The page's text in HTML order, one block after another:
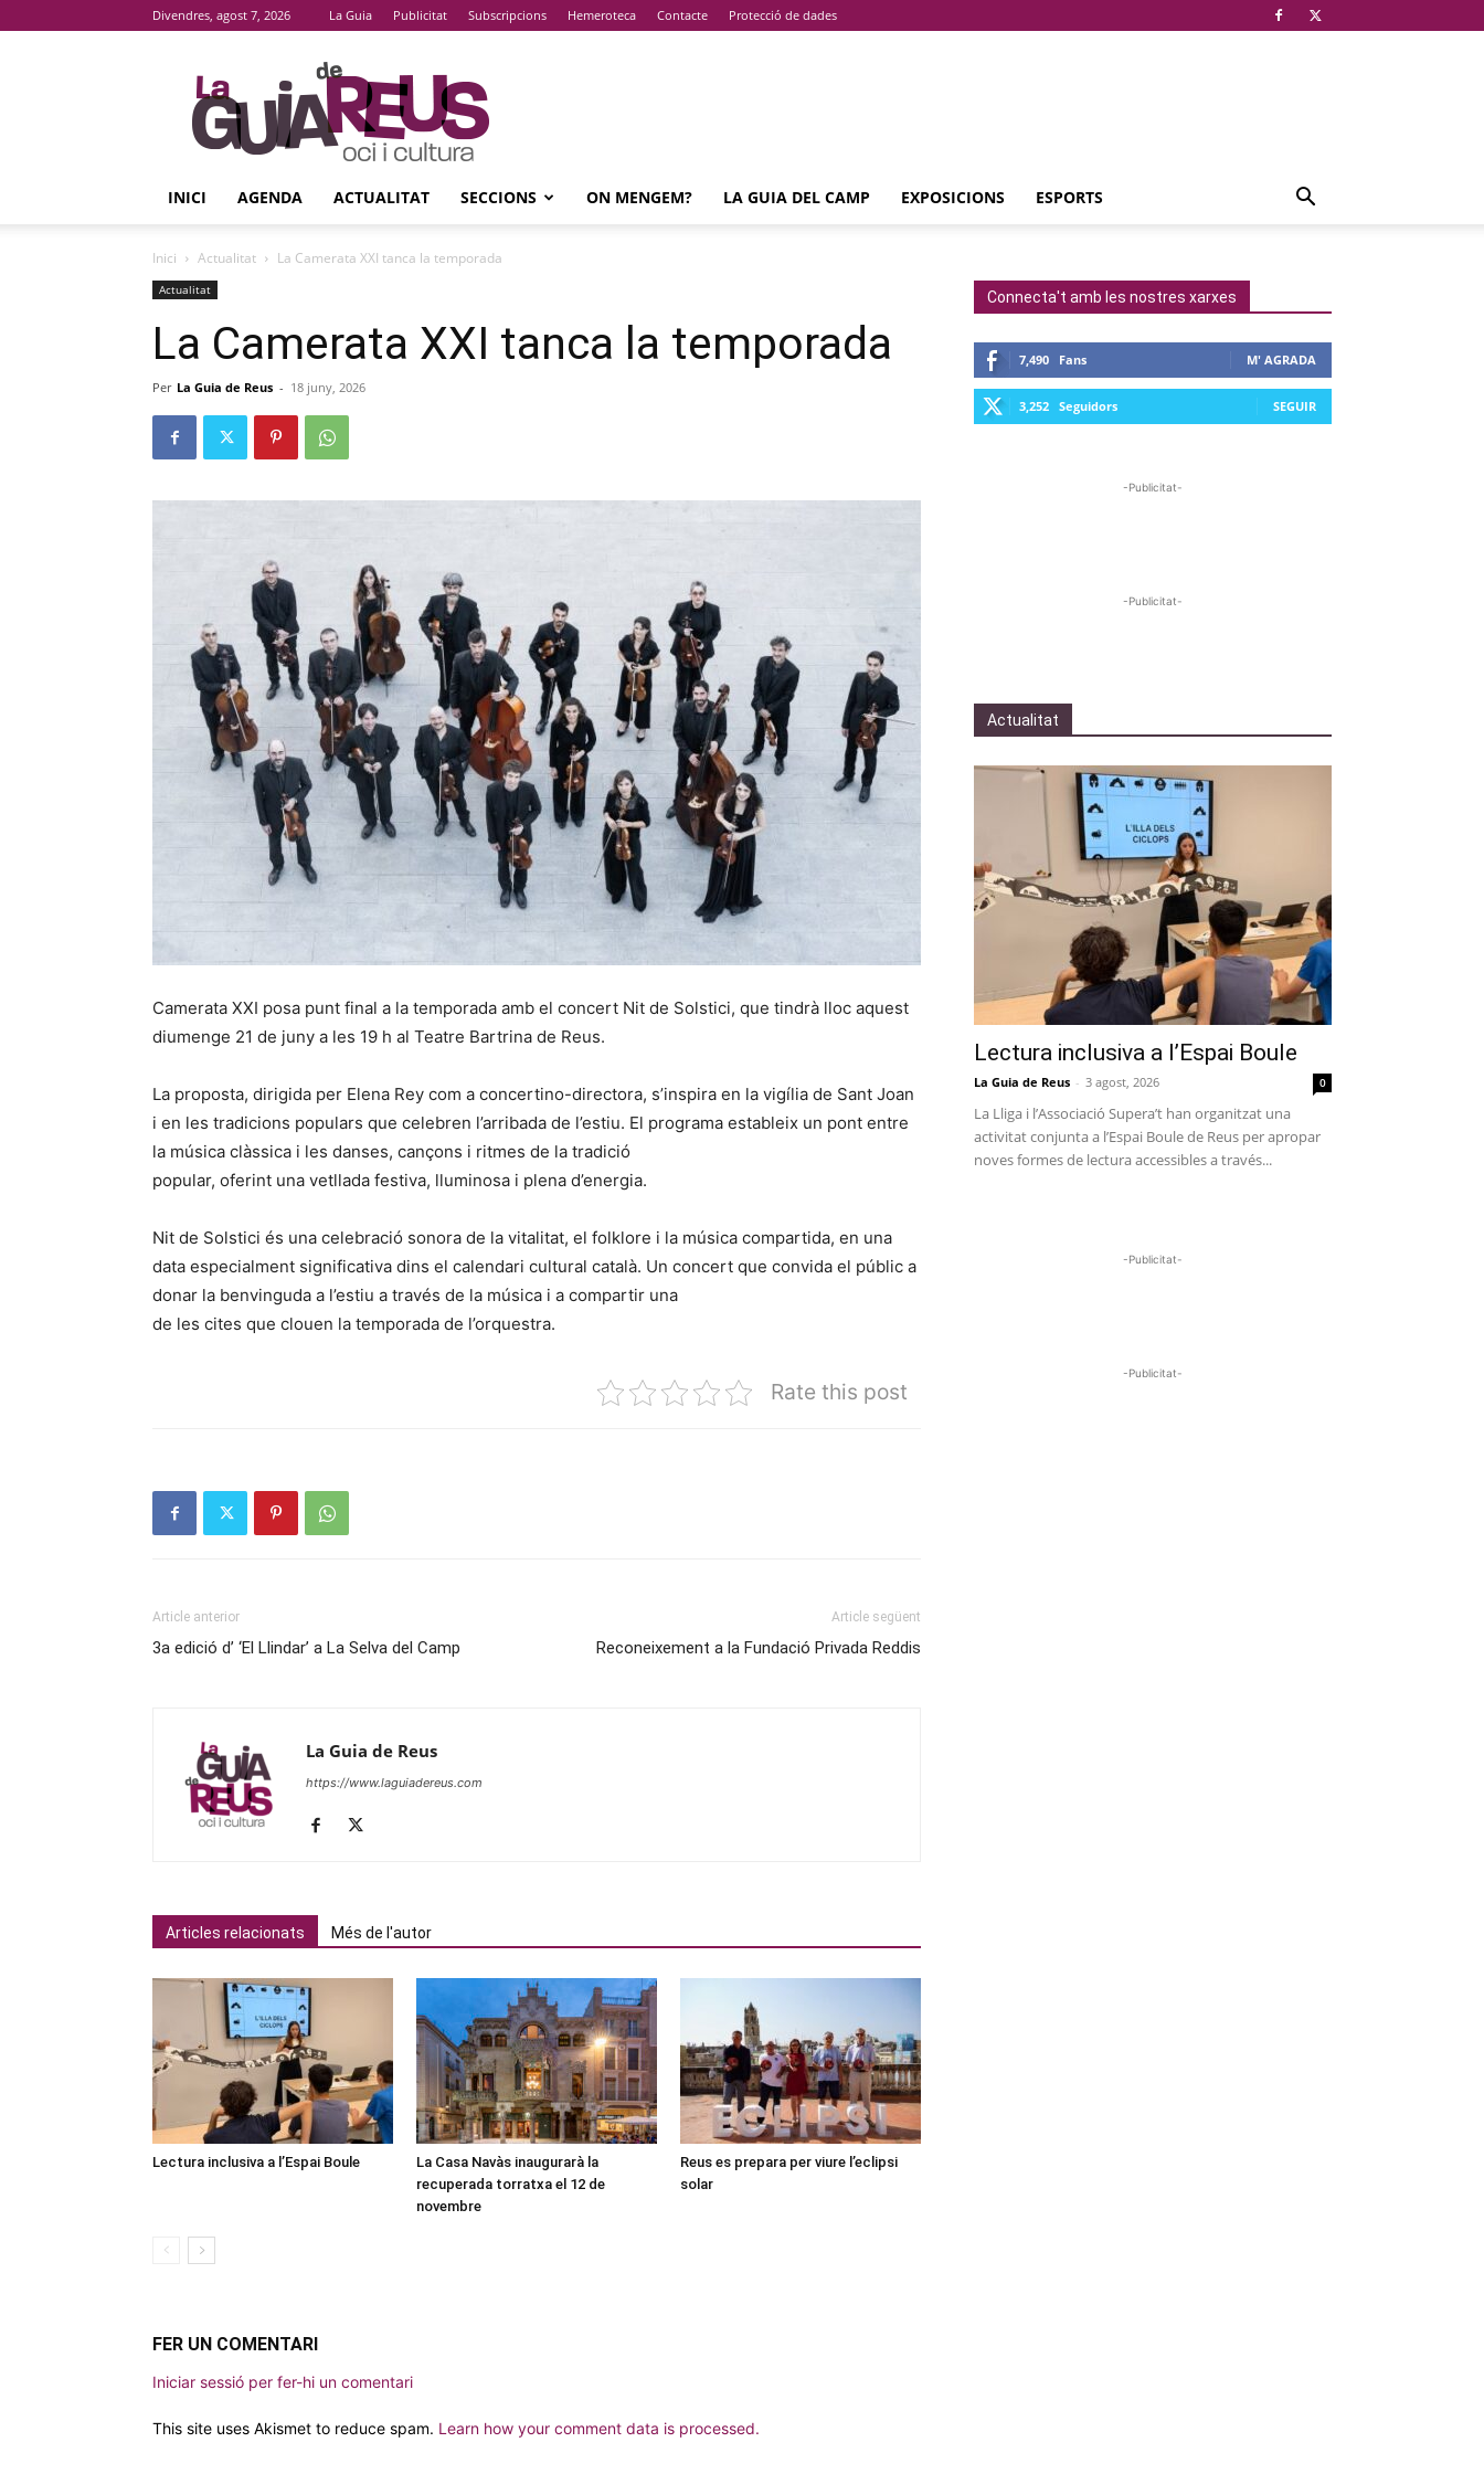
Divendres, agost 7, 2026 La Guia Publicitat Subscripcions Hemeroteca Contacte Protecció de dades
La
Guia
De
Reus
INICI AGENDA ACTUALITAT SECCIONS ON MENGEM? LA GUIA DEL CAMP EXPOSICIONS ESPORTS
Inici Actualitat La Camerata XXI tanca la temporada
Actualitat
La Camerata XXI tanca la temporada
Per La Guia de Reus - 18 juny, 2026
Camerata XXI posa punt final a la temporada amb el concert Nit de Solstici, que tindrà lloc aquest
diumenge 21 de juny a les 19 h al Teatre Bartrina de Reus.
La proposta, dirigida per Elena Rey com a concertino-directora, s’inspira en la vigília de Sant Joan
i en les tradicions populars que celebren l’arribada de l’estiu. El programa estableix un pont entre
la música clàssica i les danses, cançons i ritmes de la tradició
popular, oferint una vetllada festiva, lluminosa i plena d’energia.
Nit de Solstici és una celebració sonora de la vitalitat, el folklore i la música compartida, en una
data especialment significativa dins el calendari cultural català. Un concert que convida el públic a
donar la benvinguda a l’estiu a través de la música i a compartir una
de les cites que clouen la temporada de l’orquestra.
Rate this post
Article anterior
3a edició d’ ‘El Llindar’ a La Selva del Camp
Article següent
Reconeixement a la Fundació Privada Reddis
La Guia de Reus
https://www.laguiadereus.com
Articles relacionats Més de l'autor
Lectura inclusiva a l’Espai Boule
La Casa Navàs inaugurarà la
recuperada torratxa el 12 de
novembre
Reus es prepara per viure l’eclipsi
solar
FER UN COMENTARI
Iniciar sessió per fer-hi un comentari
This site uses Akismet to reduce spam. Learn how your comment data is processed.
Connecta't amb les nostres xarxes
7,490 Fans M' AGRADA
3,252 Seguidors SEGUIR
-Publicitat-
-Publicitat-
Actualitat
Lectura inclusiva a l’Espai Boule
La Guia de Reus - 3 agost, 2026 0
La Lliga i l’Associació Supera’t han organitzat una
activitat conjunta a l’Espai Boule de Reus per apropar
noves formes de lectura accessibles a través...
-Publicitat-
-Publicitat-